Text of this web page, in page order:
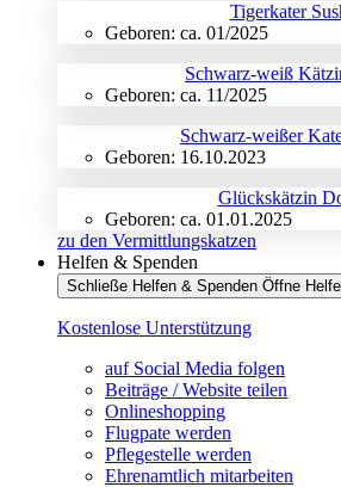
Tigerkater
Geboren: ca. 01/2025
Schwarz-weiß
Geboren: ca. 11/2025
Schwarz-weißer
Geboren: 16.10.2023
Glückskätzin
Geboren: ca. 01.01.2025
zu den Vermittlungskatzen
Helfen & Spenden
Schließe Helfen & Spenden Öffne
Kostenlose Unterstützung
auf Social Media folgen
Beiträge / Website teilen
Onlineshopping
Flugpate werden
Pflegestelle werden
Ehrenamtlich mitarbeiten